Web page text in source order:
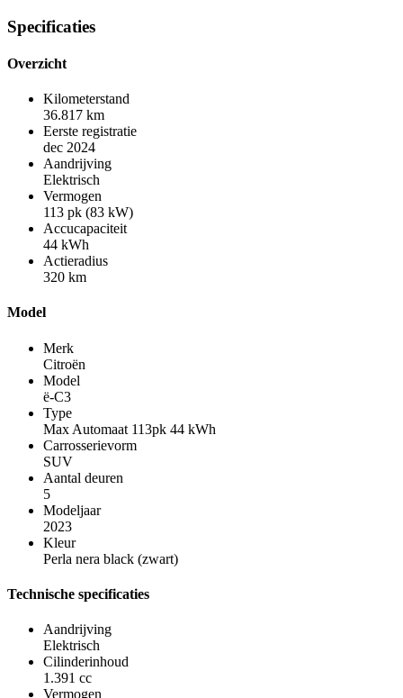
Specificaties
Overzicht
Kilometerstand
36.817 km
Eerste registratie
dec 2024
Aandrijving
Elektrisch
Vermogen
113 pk (83 kW)
Accucapaciteit
44 kWh
Actieradius
320 km
Model
Merk
Citroën
Model
ë-C3
Type
Max Automaat 113pk 44 kWh
Carrosserievorm
SUV
Aantal deuren
5
Modeljaar
2023
Kleur
Perla nera black (zwart)
Technische specificaties
Aandrijving
Elektrisch
Cilinderinhoud
1.391 cc
Vermogen